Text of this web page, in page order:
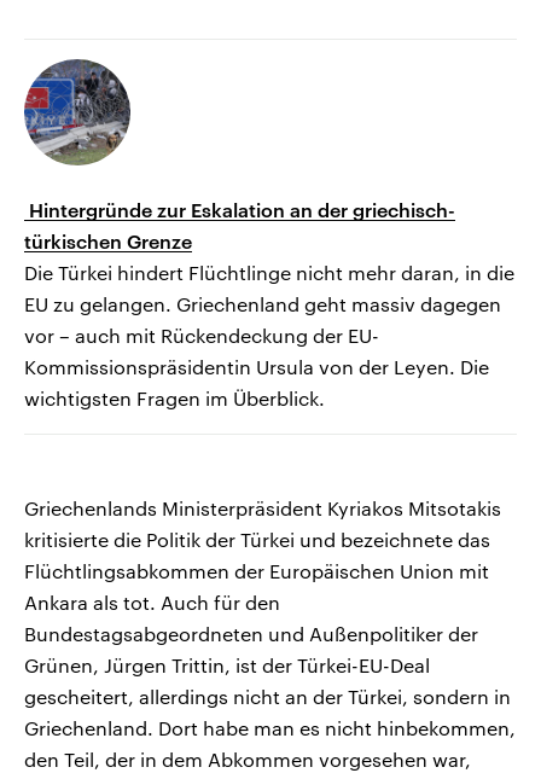
Hintergründe zur Eskalation an der griechisch-
türkischen Grenze
Die Türkei hindert Flüchtlinge nicht mehr daran, in die
EU zu gelangen. Griechenland geht massiv dagegen
vor – auch mit Rückendeckung der EU-
Kommissionspräsidentin Ursula von der Leyen. Die
wichtigsten Fragen im Überblick.
Griechenlands Ministerpräsident Kyriakos Mitsotakis
kritisierte die Politik der Türkei und bezeichnete das
Flüchtlingsabkommen der Europäischen Union mit
Ankara als tot. Auch für den
Bundestagsabgeordneten und Außenpolitiker der
Grünen, Jürgen Trittin, ist der Türkei-EU-Deal
gescheitert, allerdings nicht an der Türkei, sondern in
Griechenland. Dort habe man es nicht hinbekommen,
den Teil, der in dem Abkommen vorgesehen war,